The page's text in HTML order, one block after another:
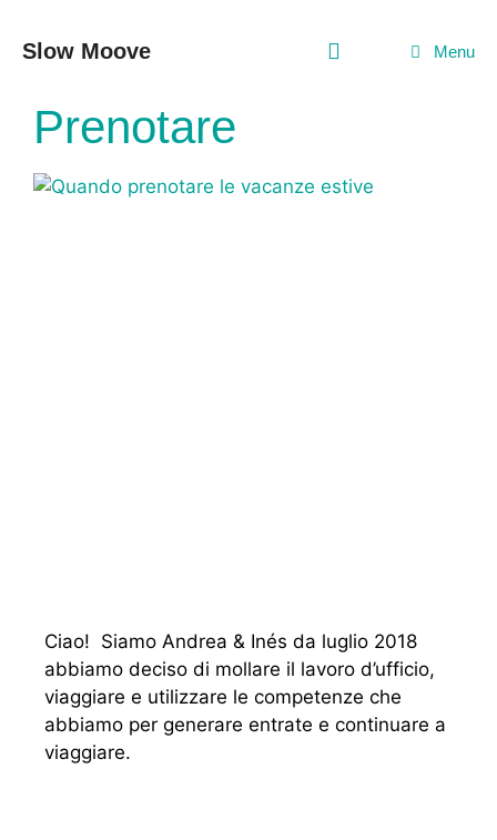
Slow Moove Menu
Prenotare
Ciao! Siamo Andrea & Inés da luglio 2018
abbiamo deciso di mollare il lavoro d’ufficio,
viaggiare e utilizzare le competenze che
abbiamo per generare entrate e continuare a
viaggiare.